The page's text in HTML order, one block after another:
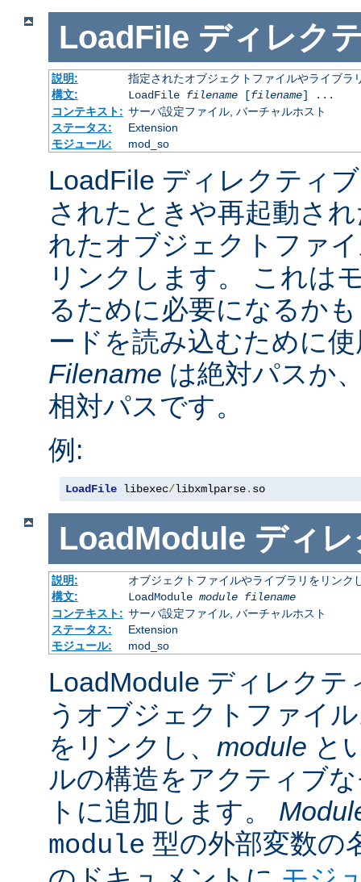
LoadFile ディレク
説明:
指定されたオブジェクトファイルやライブラ
構文:
LoadFile filename[filename] ...
コンテキスト: サーバ設定ファイル, バーチャルホスト
ステータス:
Extension
モジュール:
mod_so
LoadFile ディレクティ
されたときや再起動さ
れたオブジェクトファ
リンクします。 これは
るために必要になるか
ードを読み込むために
Filename は絶対パスか
相対パスです。
例:
LoadFile libexec/libxmlparse. so
LoadModule ディ
説明:
オブジェクトファイルやライブラリをリン
構文:
LoadModule module filename
コンテキスト: サーバ設定ファイル, バーチャルホスト
ステータス:
Extension
モジュール:
mod_so
LoadModule ディレク
うオブジェクトファイ
をリンクし、 module と
ルの構造をアクティブ
トに追加します。
module 型の外部変数の